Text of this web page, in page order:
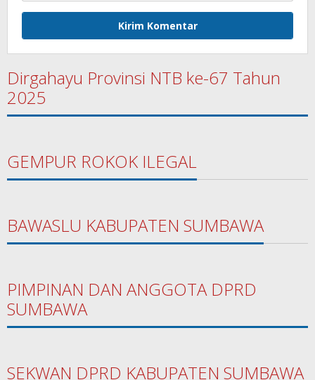
Dirgahayu Provinsi NTB ke-67 Tahun
2025
GEMPUR ROKOK ILEGAL
BAWASLU KABUPATEN SUMBAWA
PIMPINAN DAN ANGGOTA DPRD
SUMBAWA
SEKWAN DPRD KABUPATEN SUMBAWA